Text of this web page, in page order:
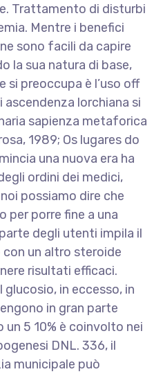
Trattamento di disturbi
Mentre i benefici
sono facili da capire
la sua natura di base,
si preoccupa è l’uso off
ascendenza lorchiana si
sapienza metaforica
1989; Os lugares do
una nuova era ha
ordini dei medici,
possiamo dire che
per porre fine a una
degli utenti impila il
un altro steroide
risultati efficaci.
in eccesso, in
in gran parte
un 5 10% è coinvolto nei
DNL. 336, il
municipale può